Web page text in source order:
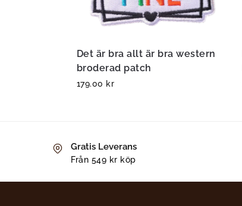
Det är bra allt är bra western
broderad patch
179.00 kr
Gratis Leverans
Från 549 kr köp